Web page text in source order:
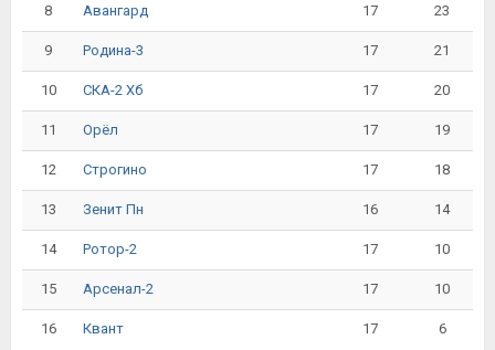
8 Авангард 17 23
9 Родина-3 17 21
10 СКА-2 Хб 17 20
11 Орёл 17 19
12 Строгино 17 18
13 Зенит Пн 16 14
14 Ротор-2 17 10
15 Арсенал-2 17 10
16 Квант 17 6